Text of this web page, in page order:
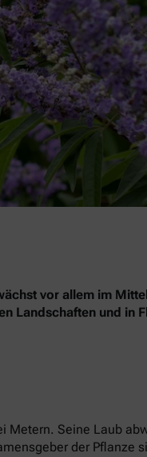
vor allem im
Landschaften und in
Metern. Seine Laub
der Pflanze